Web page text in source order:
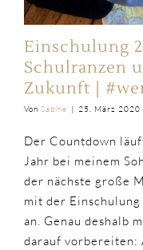
Einschulung
Schulranzen
Zukunft |
Von Sabine | 25. März 2020
Der Countdown
Jahr bei meinem
der nächste große
mit der
an. Genau deshalb
darauf vorbereiten: